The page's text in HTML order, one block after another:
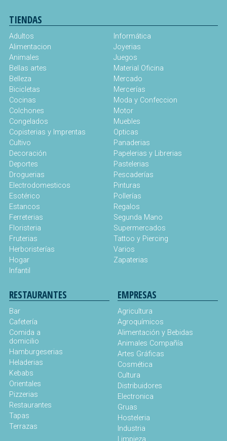
TIENDAS
Adultos
Alimentacion
Animales
Bellas artes
Belleza
Bicicletas
Cocinas
Colchones
Congelados
Copisterias y Imprentas
Cultivo
Decoración
Deportes
Droguerias
Electrodomesticos
Esotérico
Estancos
Ferreterias
Floristeria
Fruterias
Herboristerías
Hogar
Infantil
Informática
Joyerias
Juegos
Material Oficina
Mercado
Mercerías
Moda y Confeccion
Motor
Muebles
Opticas
Panaderias
Papelerias y Librerias
Pastelerias
Pescaderías
Pinturas
Pollerías
Regalos
Segunda Mano
Supermercados
Tattoo y Piercing
Varios
Zapaterias
RESTAURANTES
Bar
Cafetería
Comida a
domicilio
Hamburgeserias
Heladerias
Kebabs
Orientales
Pizzerias
Restaurantes
Tapas
Terrazas
EMPRESAS
Agricultura
Agroquímicos
Alimentación y Bebidas
Animales Compañía
Artes Gráficas
Cosmética
Cultura
Distribuidores
Electronica
Gruas
Hosteleria
Industria